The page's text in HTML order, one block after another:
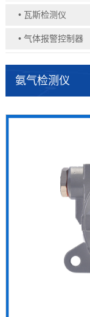
• 瓦斯检测仪
• 气体报警控制器
氨气检测仪